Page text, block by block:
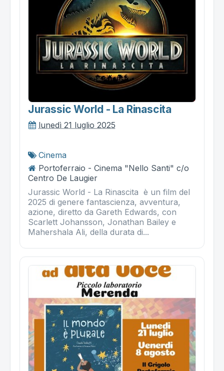
Jurassic World - La Rinascita
lunedì 21 luglio 2025
Cinema
Portoferraio - Cinema "Nello Santi" c/o
Centro De Laugier
Jurassic World - La Rinascita è un film del
2025 di genere fantascienza, avventura,
azione, diretto da Gareth Edwards, con
Scarlett Johansson, Jonathan Bailey e
Mahershala Ali, della durata di...